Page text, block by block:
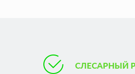
СЛЕСАРНЫЙ